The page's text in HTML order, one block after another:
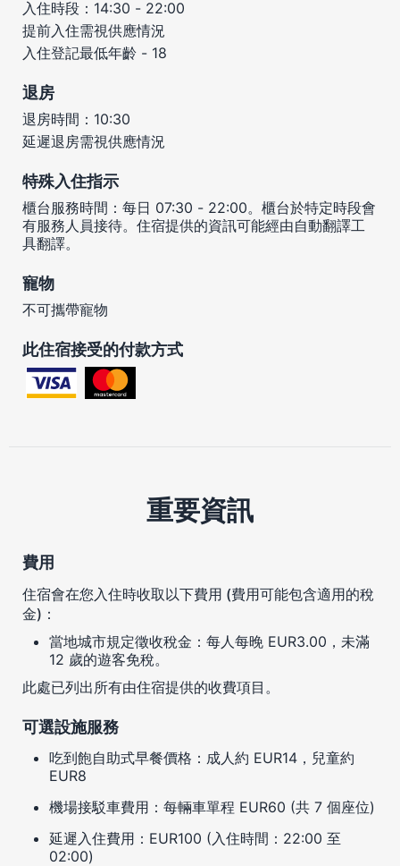
入住時段：14:30 - 22:00
提前入住需視供應情況
入住登記最低年齡 - 18
退房
退房時間：10:30
延遲退房需視供應情況
特殊入住指示
櫃台服務時間：每日 07:30 - 22:00。櫃台於特定時段會
有服務人員接待。住宿提供的資訊可能經由自動翻譯工
具翻譯。
寵物
不可攜帶寵物
此住宿接受的付款方式
重要資訊
費用
住宿會在您入住時收取以下費用 (費用可能包含適用的稅
金)：
當地城市規定徵收稅金：每人每晚 EUR3.00，未滿
12 歲的遊客免稅。
此處已列出所有由住宿提供的收費項目。
可選設施服務
吃到飽自助式早餐價格：成人約 EUR14，兒童約
EUR8
機場接駁車費用：每輛車單程 EUR60 (共 7 個座位)
延遲入住費用：EUR100 (入住時間：22:00 至
02:00)